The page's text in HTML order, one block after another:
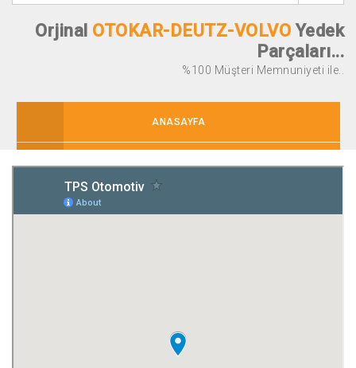
Orjinal OTOKAR-DEUTZ-VOLVOYedek
Parçaları...
%100 Müşteri Memnuniyeti ile..
ANASAYFA